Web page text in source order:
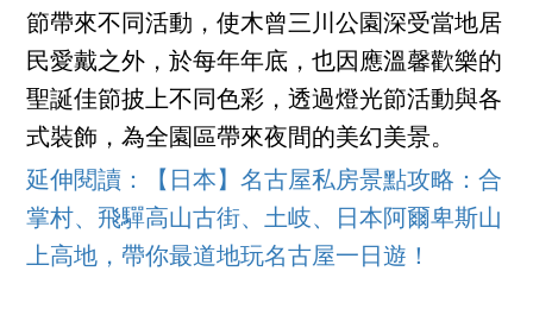
節帶來不同活動，使木曾三川公園深受當地居
民愛戴之外，於每年年底，也因應溫馨歡樂的
聖誕佳節披上不同色彩，透過燈光節活動與各
式裝飾，為全園區帶來夜間的美幻美景。
延伸閱讀：【日本】名古屋私房景點攻略：合
掌村、飛驒高山古街、土岐、日本阿爾卑斯山
上高地，帶你最道地玩名古屋一日遊！